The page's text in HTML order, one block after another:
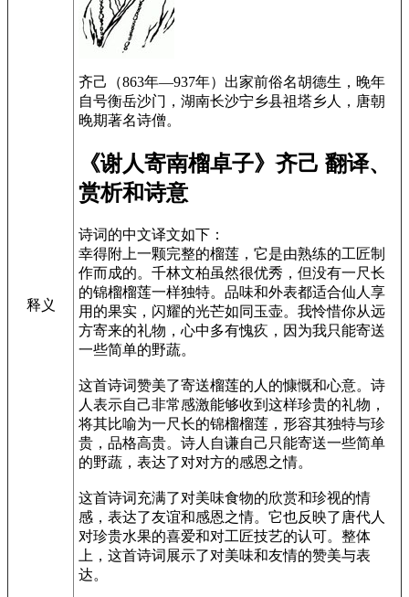
释义
齐己（863年—937年）出家前俗名胡德生，晚年
自号衡岳沙门，湖南长沙宁乡县祖塔乡人，唐朝
晚期著名诗僧。
《谢人寄南榴卓子》齐己 翻译、
赏析和诗意
诗词的中文译文如下：
幸得附上一颗完整的榴莲，它是由熟练的工匠制
作而成的。千林文柏虽然很优秀，但没有一尺长
的锦榴榴莲一样独特。品味和外表都适合仙人享
用的果实，闪耀的光芒如同玉壶。我怜惜你从远
方寄来的礼物，心中多有愧疚，因为我只能寄送
一些简单的野蔬。
这首诗词赞美了寄送榴莲的人的慷慨和心意。诗
人表示自己非常感激能够收到这样珍贵的礼物，
将其比喻为一尺长的锦榴榴莲，形容其独特与珍
贵，品格高贵。诗人自谦自己只能寄送一些简单
的野蔬，表达了对对方的感恩之情。
这首诗词充满了对美味食物的欣赏和珍视的情
感，表达了友谊和感恩之情。它也反映了唐代人
对珍贵水果的喜爱和对工匠技艺的认可。整体
上，这首诗词展示了对美味和友情的赞美与表
达。